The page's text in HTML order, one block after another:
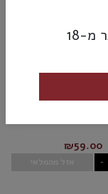
₪59.00
-
18